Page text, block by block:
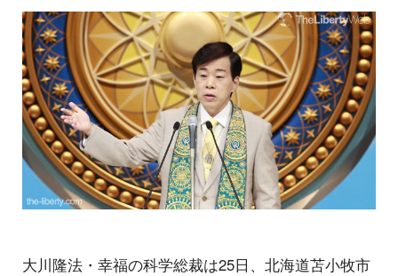
大川隆法・幸福の科学総裁は25日、北海道苫小牧市